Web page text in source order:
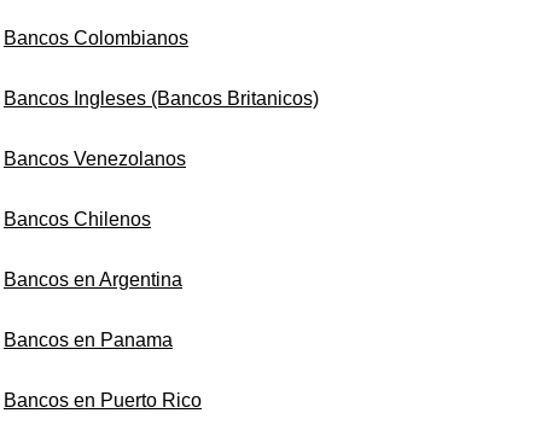
Bancos Colombianos
Bancos Ingleses (Bancos Britanicos)
Bancos Venezolanos
Bancos Chilenos
Bancos en Argentina
Bancos en Panama
Bancos en Puerto Rico